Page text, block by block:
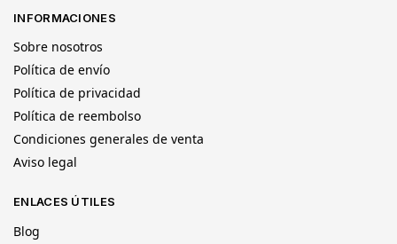
INFORMACIONES
Sobre nosotros
Política de envío
Política de privacidad
Política de reembolso
Condiciones generales de venta
Aviso legal
ENLACES ÚTILES
Blog